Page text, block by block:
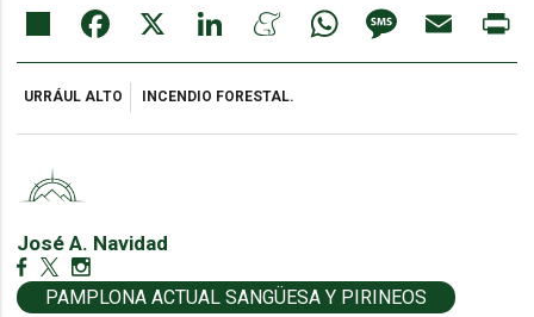
Share Facebook LinkedIn MeneameWhatsAppMessageEmail
URRÁUL ALTO INCENDIO FORESTAL.
José A. Navidad
PAMPLONA ACTUAL SANGÜESA Y PIRINEOS